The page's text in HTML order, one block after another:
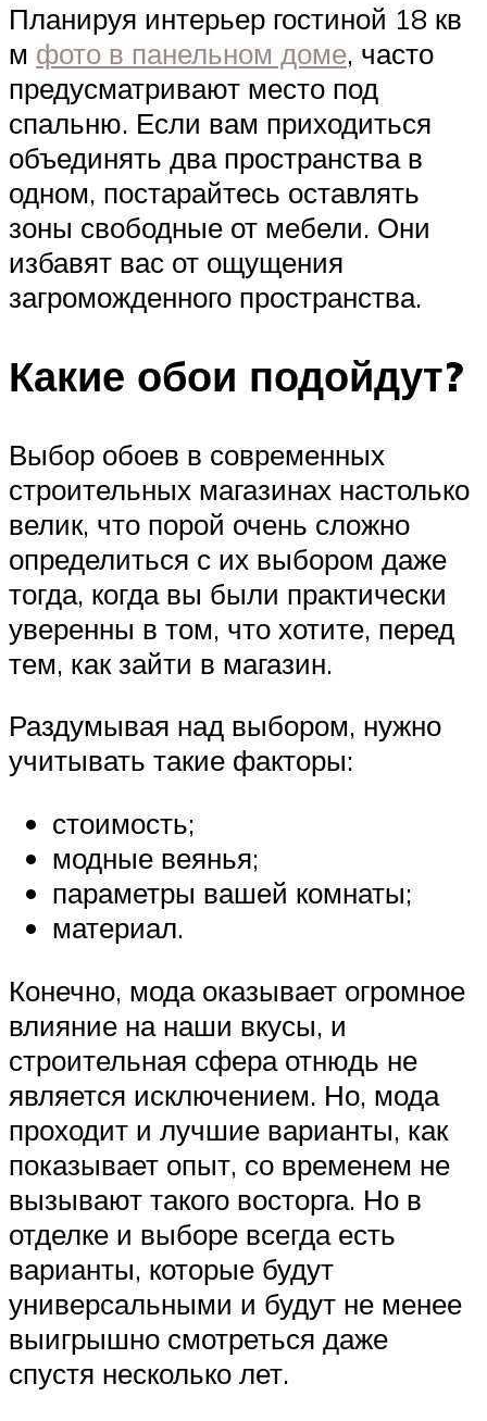
Планируя интерьер гостиной 18 кв
м фото в панельном доме, часто
предусматривают место под
спальню. Если вам приходиться
объединять два пространства в
одном, постарайтесь оставлять
зоны свободные от мебели. Они
избавят вас от ощущения
загроможденного пространства.
Какие обои подойдут?
Выбор обоев в современных
строительных магазинах настолько
велик, что порой очень сложно
определиться с их выбором даже
тогда, когда вы были практически
уверенны в том, что хотите, перед
тем, как зайти в магазин.
Раздумывая над выбором, нужно
учитывать такие факторы:
стоимость;
модные веянья;
параметры вашей комнаты;
материал.
Конечно, мода оказывает огромное
влияние на наши вкусы, и
строительная сфера отнюдь не
является исключением. Но, мода
проходит и лучшие варианты, как
показывает опыт, со временем не
вызывают такого восторга. Но в
отделке и выборе всегда есть
варианты, которые будут
универсальными и будут не менее
выигрышно смотреться даже
спустя несколько лет.